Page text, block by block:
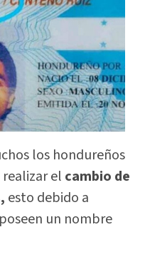
los hondureños
el cambio de
esto debido a
un nombre